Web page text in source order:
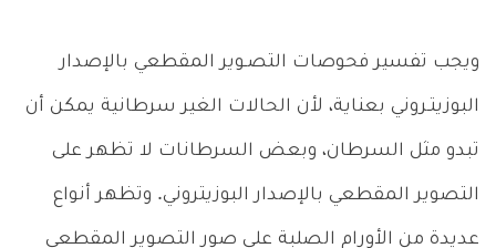
ويجب تفسير فحوصات التصـوير المقطعي بالإصدار
البوزيتـروني بعناية، لأن الحالات الغير سرطانية يمكن أن
تبدو مثل السرطان، وبعض السرطانات لا تظهر على
التصوير المقطعي بالإصدار البوزيتروني. وتظهر أنواع
عديدة من الأورام الصلبة على صور التصوير المقطعي